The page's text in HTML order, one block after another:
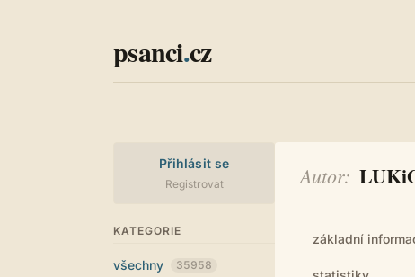
psanci.cz
Přihlásit se
Registrovat
KATEGORIE
všechny 35958
Autor
základní